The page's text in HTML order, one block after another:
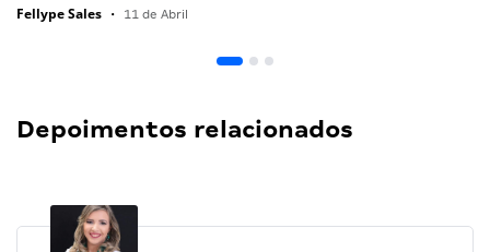
Fellype Sales • 11 de Abril
Depoimentos relacionados